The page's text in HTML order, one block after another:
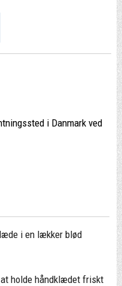
i Danmark ved
i en lækker blød
holde håndklædet friskt